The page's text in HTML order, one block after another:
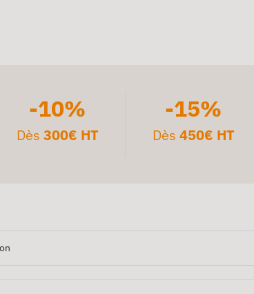
-10%
Dès 300€ HT
-15%
Dès 450€ HT